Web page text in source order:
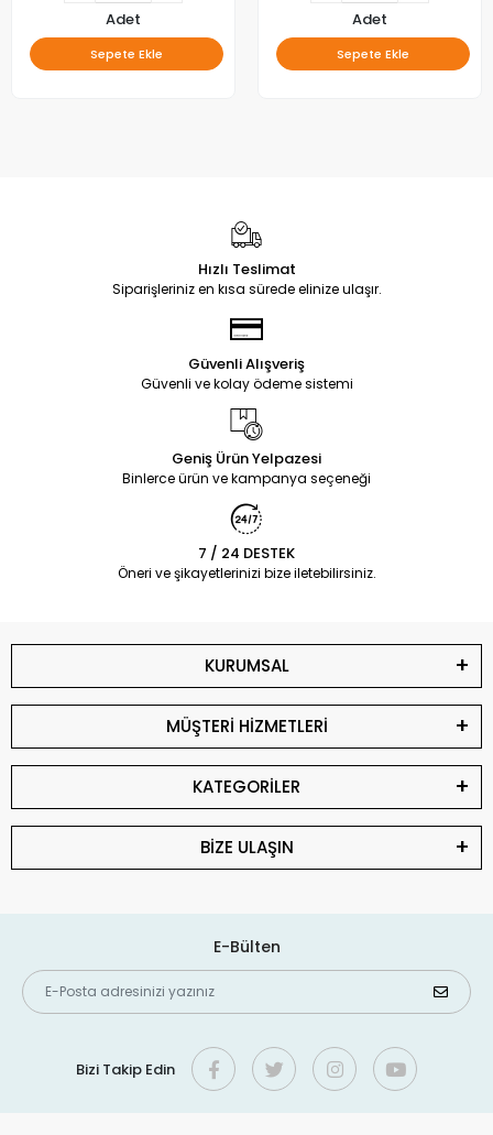
Adet
Sepete Ekle
Adet
Sepete Ekle
Hızlı Teslimat
Siparişleriniz en kısa sürede elinize ulaşır.
Güvenli Alışveriş
Güvenli ve kolay ödeme sistemi
Geniş Ürün Yelpazesi
Binlerce ürün ve kampanya seçeneği
7 / 24 DESTEK
Öneri ve şikayetlerinizi bize iletebilirsiniz.
KURUMSAL
MÜŞTERİ HİZMETLERİ
KATEGORİLER
BİZE ULAŞIN
E-Bülten
Bizi Takip Edin